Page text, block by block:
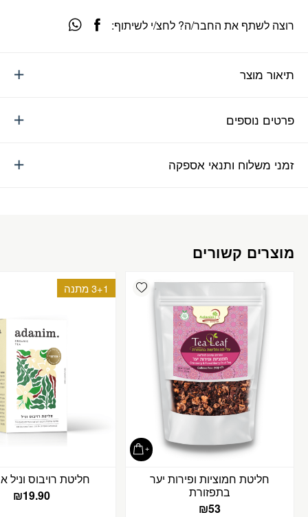
תיאור מוצר
פרטים נוספים
זמני משלוח ותנאי אספקה
רוצה לשתף את החבר/ה? לחצ/י לשיתוף:
מוצרים קשורים
Add wishlist
חליטת חמוציות ופירות יער
בתפזורת
₪53
3+1 מתנה
חליטת רויבוס וניל
₪19.90